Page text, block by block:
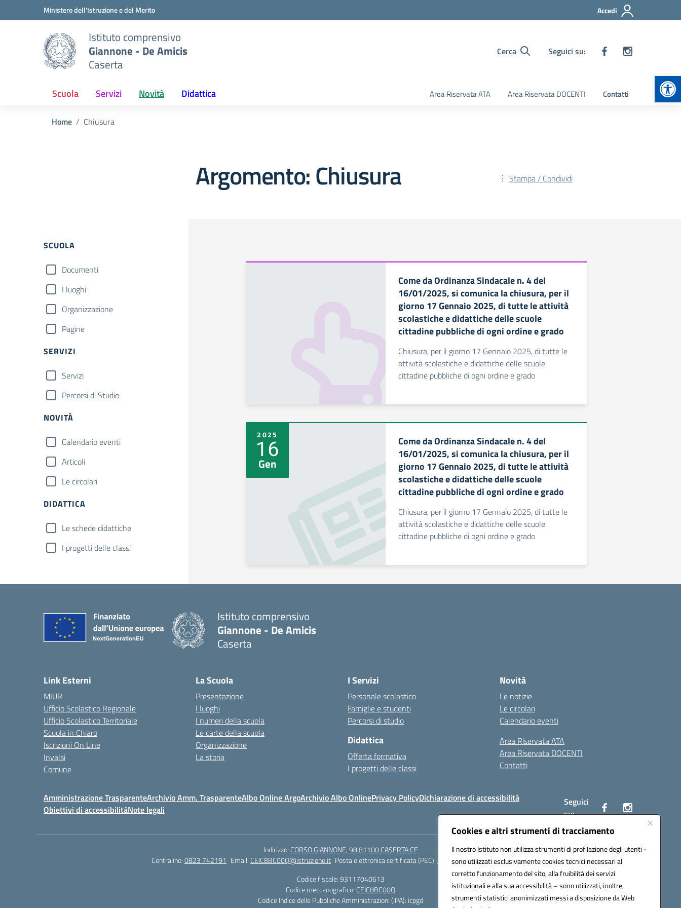
Cookies e altri strumenti di tracciamento
Il nostro Istituto non utilizza strumenti di profilazione degli utenti -
sono utilizzati esclusivamente cookies tecnici necessari al
corretto funzionamento del sito, alla fruibilità dei servizi
istituzionali e alla sua accessibilità – sono utilizzati, inoltre,
strumenti statistici anonimizzati messi a disposizione da Web
Vai ai contenuti
Vai al menu di navigazioneMinistero dell'Istruzione e del Merito Accedi
Istituto comprensivo
Giannone - De Amicis
Caserta
Cerca Seguici su:
Scuola Servizi Novità Didattica Area Riservata ATA Area Riservata DOCENTI Contatti
Home Chiusura
Argomento: Chiusura Stampa / Condividi
Filtri
SCUOLA
Documenti
I luoghi
Organizzazione
Pagine
SERVIZI
Servizi
Percorsi di Studio
NOVITÀ
Calendario eventi
Articoli
Le circolari
DIDATTICA
Le schede didattiche
I progetti delle classi
Come da Ordinanza Sindacale n. 4 del
16/01/2025, si comunica la chiusura, per il
giorno 17 Gennaio 2025, di tutte le attività
scolastiche e didattiche delle scuole
cittadine pubbliche di ogni ordine e grado
Chiusura, per il giorno 17 Gennaio 2025, di tutte le
attività scolastiche e didattiche delle scuole
cittadine pubbliche di ogni ordine e grado
2025
16
Gen
Come da Ordinanza Sindacale n. 4 del
16/01/2025, si comunica la chiusura, per il
giorno 17 Gennaio 2025, di tutte le attività
scolastiche e didattiche delle scuole
cittadine pubbliche di ogni ordine e grado
Chiusura, per il giorno 17 Gennaio 2025, di tutte le
attività scolastiche e didattiche delle scuole
cittadine pubbliche di ogni ordine e grado
Istituto comprensivo
Giannone - De Amicis
Caserta
Link Esterni
MIUR
Ufficio Scolastico Regionale
Ufficio Scolastico Territoriale
Scuola in Chiaro
Iscrizioni On Line
Invalsi
Comune
La Scuola
Presentazione
I luoghi
I numeri della scuola
Le carte della scuola
Organizzazione
La storia
I Servizi
Personale scolastico
Famiglie e studenti
Percorsi di studio
Didattica
Offerta formativa
I progetti delle classi
Novità
Le notizie
Le circolari
Calendario eventi
Area Riservata ATA
Area Riservata DOCENTI
Contatti
Amministrazione TrasparenteArchivio Amm. TrasparenteAlbo Online ArgoArchivio Albo OnlinePrivacy PolicyDichiarazione di accessibilità
Obiettivi di accessibilitàNote legali
Seguici
su:
Indirizzo: CORSO GIANNONE, 98 81100 CASERTA CE
Centralino:0823 742191 Email: CEIC8BC00Q@istruzione.it Posta elettronica certificata (PEC):
CEIC8BC00Q@pec.istruzione.it
Codice fiscale: 93117040613
Codice meccanografico: CEIC8BC00Q
Codice Indice delle Pubbliche Amministrazioni (IPA): icpgd